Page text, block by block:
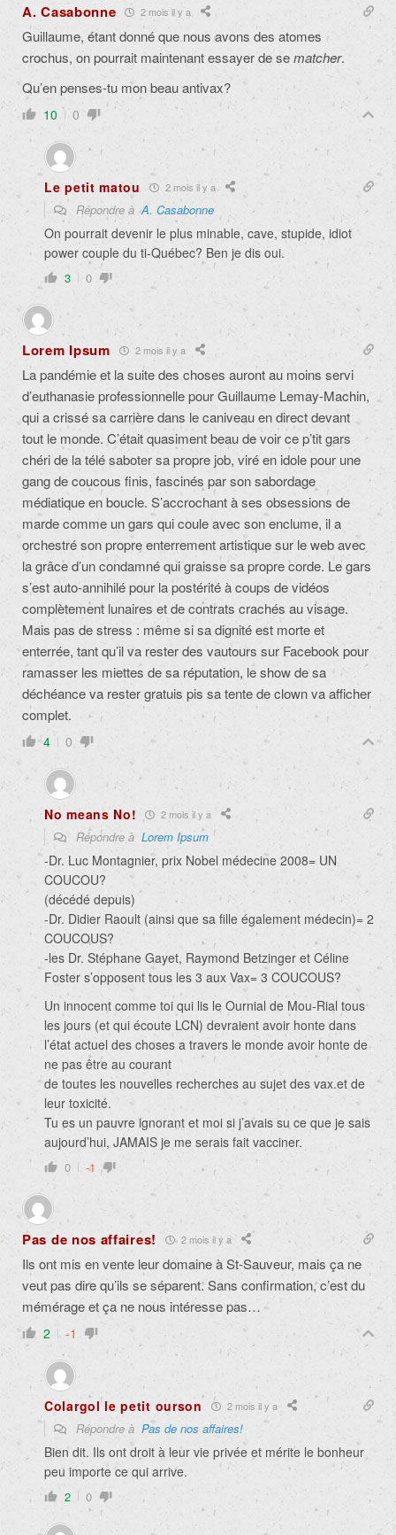
A. Casabonne 2 mois il y a
Guillaume, étant donné que nous avons des atomes
crochus, on pourrait maintenant essayer de sematcher.
Qu’en penses-tu mon beau antivax?
10 0
Le petit matou 2 mois il y a
Répondre àA. Casabonne
On pourrait devenir le plus minable, cave, stupide, idiot
power couple du ti-Québec? Ben je dis oui.
3 0
Lorem Ipsum 2 mois il y a
La pandémie et la suite des choses auront au moins servi
d’euthanasie professionnelle pour Guillaume Lemay-Machin,
qui a crissé sa carrière dans le caniveau en direct devant
tout le monde. C’était quasiment beau de voir ce p’tit gars
chéri de la télé saboter sa propre job, viré en idole pour une
gang de coucous finis, fascinés par son sabordage
médiatique en boucle. S’accrochant à ses obsessions de
marde comme un gars qui coule avec son enclume, il a
orchestré son propre enterrement artistique sur le web avec
la grâce d’un condamné qui graisse sa propre corde. Le gars
s’est auto-annihilé pour la postérité à coups de vidéos
complètement lunaires et de contrats crachés au visage.
Mais pas de stress : même si sa dignité est morte et
enterrée, tant qu’il va rester des vautours sur Facebook pour
ramasser les miettes de sa réputation, le show de sa
déchéance va rester gratuis pis sa tente de clown va afficher
complet.
4 0
No means No! 2 mois il y a
Répondre à Lorem Ipsum
-Dr. Luc Montagnier, prix Nobel médecine 2008= UN
COUCOU?
(décédé depuis)
-Dr. Didier Raoult (ainsi que sa fille également médecin)= 2
COUCOUS?
-les Dr. Stéphane Gayet, Raymond Betzinger et Céline
Foster s’opposent tous les 3 aux Vax= 3 COUCOUS?
Un innocent comme toi qui lis le Ournial de Mou-Rial tous
les jours (et qui écoute LCN) devraient avoir honte dans
l’état actuel des choses a travers le monde avoir honte de
ne pas être au courant
de toutes les nouvelles recherches au sujet des vax.et de
leur toxicité.
Tu es un pauvre ignorant et moi si j’avais su ce que je sais
aujourd’hui, JAMAIS je me serais fait vacciner.
0 -1
Pas de nos affaires! 2 mois il y a
Ils ont mis en vente leur domaine à St-Sauveur, mais ça ne
veut pas dire qu’ils se séparent. Sans confirmation, c’est du
mémérage et ça ne nous intéresse pas…
2 -1
Colargol le petit ourson 2 mois il y a
Répondre à Pas de nos affaires!
Bien dit. Ils ont droit à leur vie privée et mérite le bonheur
peu importe ce qui arrive.
2 0